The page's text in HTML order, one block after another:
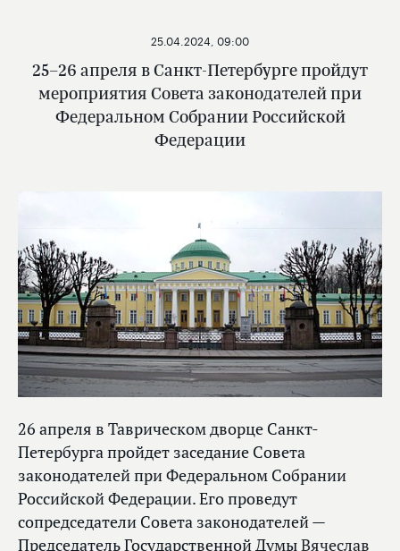
25–26 апреля в Санкт-Петербурге пройдут
мероприятия Совета законодателей при
Федеральном Собрании Российской
Федерации
25.04.2024, 09:00
26 апреля в Таврическом дворце Санкт-
Петербурга пройдет заседание Совета
законодателей при Федеральном Собрании
Российской Федерации. Его проведут
сопредседатели Совета законодателей —
Председатель Государственной ДумыВячеслав